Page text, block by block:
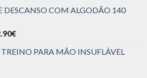
DESCANSO COM ALGODÃO 140
€
PARA MÃO INSUFLÁVEL